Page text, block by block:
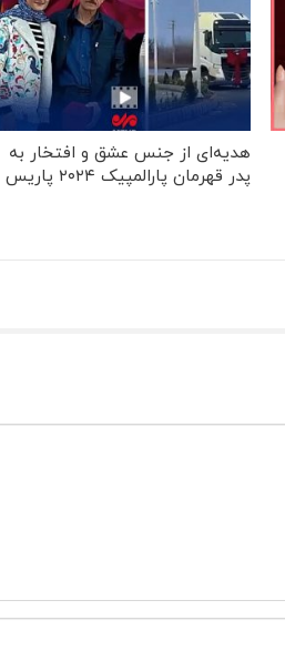
هدیه‌ای از جنس عشق و افتخار به
پدر قهرمان پارالمپیک ۲۰۲۴ پاریس